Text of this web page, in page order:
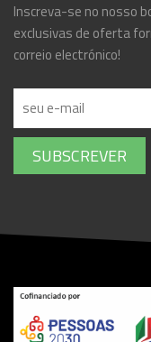
Inscreva-se no nosso
exclusivas de oferta
correio electrónico!
SUBSCREVER